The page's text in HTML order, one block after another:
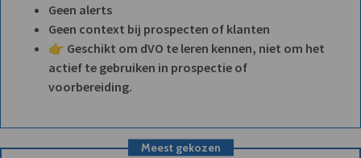
Geen alerts
Geen context bij prospecten of klanten
👉 Geschikt om dVO te leren kennen, niet om het
actief te gebruiken in prospectie of
voorbereiding.
Meest gekozen